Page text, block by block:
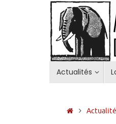
Actualités
Accueil